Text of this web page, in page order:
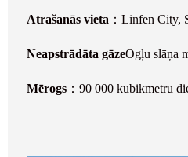
Atrašanās vieta ：Linfen City,
Neapstrādāta gāzeOgļu slāņa
Mērogs ：90 000 kubikmetru